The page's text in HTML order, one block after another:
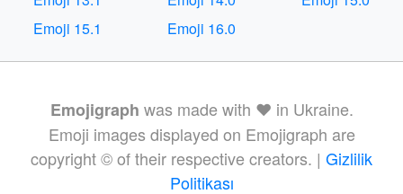
Emoji 15.1
Emoji 16.0
Emojigraph was made with ❤️ in Ukraine.
Emoji images displayed on Emojigraph are
copyright © of their respective creators. | Gizlilik
Politikası